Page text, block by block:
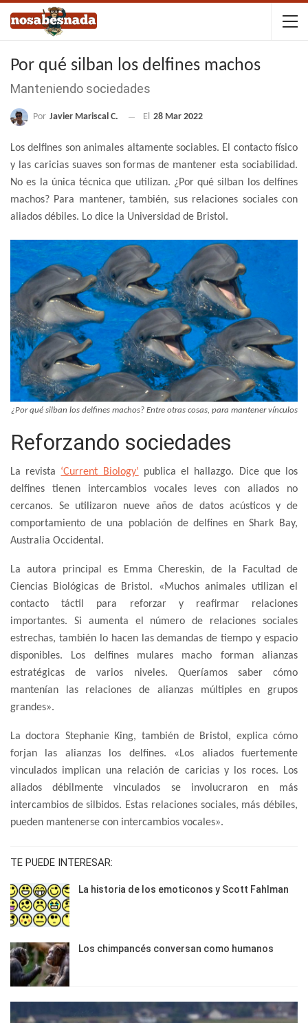
Por qué silban los delfines machos
Manteniendo sociedades
Por Javier Mariscal C. El 28 Mar 2022
Los delfines son animales altamente sociables. El contacto físico
y las caricias suaves son formas de mantener esta sociabilidad.
No es la única técnica que utilizan. ¿Por qué silban los delfines
machos? Para mantener, también, sus relaciones sociales con
aliados débiles. Lo dice la Universidad de Bristol.
¿Por qué silban los delfines machos? Entre otras cosas, para mantener vínculos
Reforzando sociedades
La revista ‘Current Biology’ publica el hallazgo. Dice que los
delfines tienen intercambios vocales leves con aliados no
cercanos. Se utilizaron nueve años de datos acústicos y de
comportamiento de una población de delfines en Shark Bay,
Australia Occidental.
La autora principal es Emma Chereskin, de la Facultad de
Ciencias Biológicas de Bristol. «Muchos animales utilizan el
contacto táctil para reforzar y reafirmar relaciones
importantes. Si aumenta el número de relaciones sociales
estrechas, también lo hacen las demandas de tiempo y espacio
disponibles. Los delfines mulares macho forman alianzas
estratégicas de varios niveles. Queríamos saber cómo
mantenían las relaciones de alianzas múltiples en grupos
grandes».
La doctora Stephanie King, también de Bristol, explica cómo
forjan las alianzas los delfines. «Los aliados fuertemente
vinculados implican una relación de caricias y los roces. Los
aliados débilmente vinculados se involucraron en más
intercambios de silbidos. Estas relaciones sociales, más débiles,
pueden mantenerse con intercambios vocales».
TE PUEDE INTERESAR:
La historia de los emoticonos y Scott Fahlman
Los chimpancés conversan como humanos